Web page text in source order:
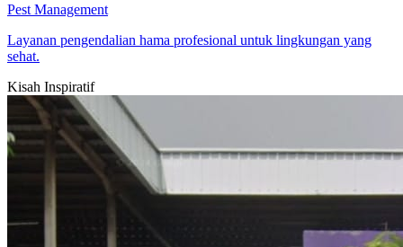
Pest Management
Layanan pengendalian hama profesional untuk lingkungan yang
sehat.
Kisah Inspiratif